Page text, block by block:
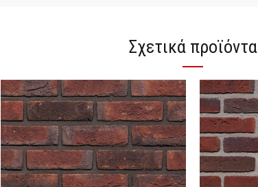
Σχετικά προϊόντα